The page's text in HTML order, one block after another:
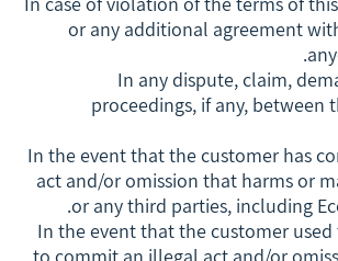
or any additional agreement
7.8.5 In any dispute, claim,
proceedings, if any, between
7.8.6 In the event that the customer has
act and/or omission that harms or
or any third parties, including
7.8.7 In the event that the customer